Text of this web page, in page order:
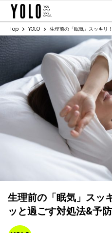
Top YOLO 生理前の「眠気」スッキリ
生理前の「眠気」スッ
ッと過ごす対処法&予